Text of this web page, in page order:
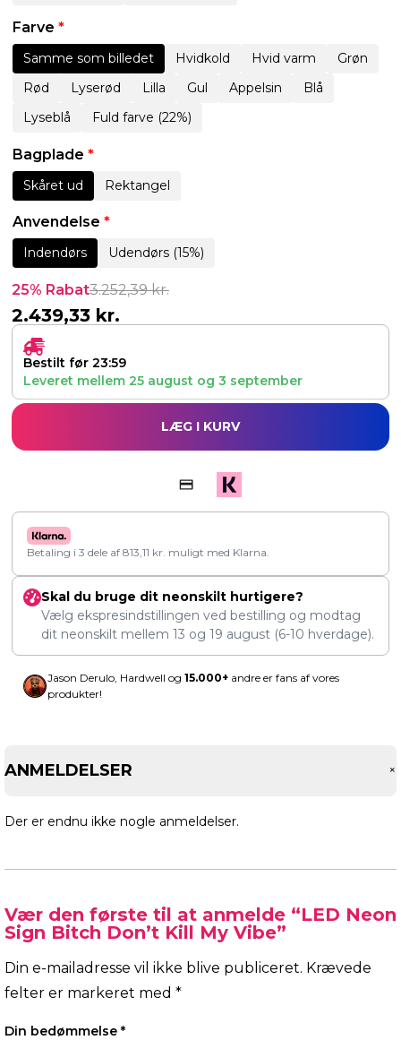
Farve *
Samme som billedet Hvidkold Hvid varm
Grøn
Rød
Lyserød Lilla Gul Appelsin
Blå
Lyseblå
Fuld farve (22%)
Bagplade *
Skåret ud Rektangel
Anvendelse *
Indendørs Udendørs (15%)
25% Rabat3.252,39kr.
2.439,33 kr.
Bestilt før 23:59
Leveret mellem 25 august og 3 september
LÆG I KURV
Betaling i 3 dele af 813,11 kr. muligt med Klarna.
Skal du bruge dit neonskilt hurtigere?
Vælg ekspresindstillingen ved bestilling og modtag
dit neonskilt mellem 13 og 19 august (6-10 hverdage).
Jason Derulo, Hardwell og 15.000+ andre er fans af vores
produkter!
ANMELDELSER +
Der er endnu ikke nogle anmeldelser.
Vær den første til at anmelde “LED Neon
Sign Bitch Don’t Kill My Vibe”
Din e-mailadresse vil ikke blive publiceret. Krævede
felter er markeret med *
Din bedømmelse *